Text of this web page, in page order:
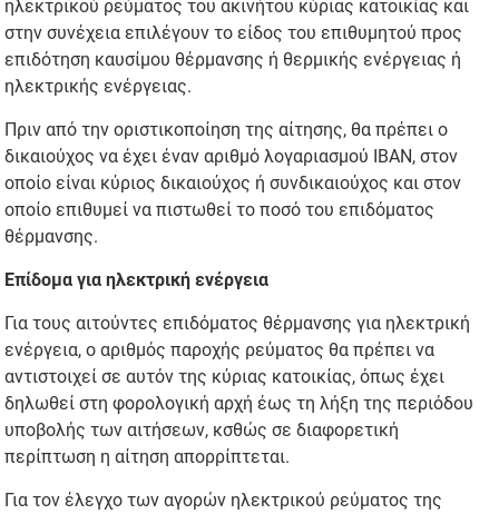
ηλεκτρικού ρεύματος του ακινήτου κύριας κατοικίας και
στην συνέχεια επιλέγουν το είδος του επιθυμητού προς
επιδότηση καυσίμου θέρμανσης ή θερμικής ενέργειας ή
ηλεκτρικής ενέργειας.
Πριν από την οριστικοποίηση της αίτησης, θα πρέπει ο
δικαιούχος να έχει έναν αριθμό λογαριασμού ΙΒΑΝ, στον
οποίο είναι κύριος δικαιούχος ή συνδικαιούχος και στον
οποίο επιθυμεί να πιστωθεί το ποσό του επιδόματος
θέρμανσης.
Επίδομα για ηλεκτρική ενέργεια
Για τους αιτούντες επιδόματος θέρμανσης για ηλεκτρική
ενέργεια, ο αριθμός παροχής ρεύματος θα πρέπει να
αντιστοιχεί σε αυτόν της κύριας κατοικίας, όπως έχει
δηλωθεί στη φορολογική αρχή έως τη λήξη της περιόδου
υποβολής των αιτήσεων, κσθώς σε διαφορετική
περίπτωση η αίτηση απορρίπτεται.
Για τον έλεγχο των αγορών ηλεκτρικού ρεύματος της